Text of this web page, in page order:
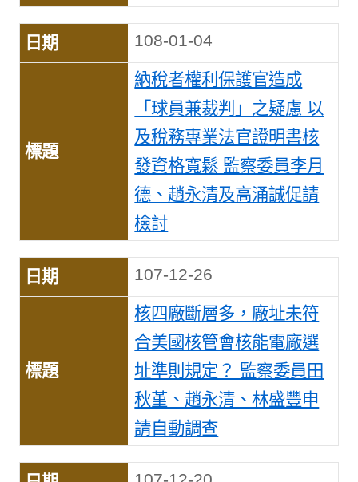
108-01-04
納稅者權利保護官造成
「球員兼裁判」之疑慮 以
及稅務專業法官證明書核
發資格寬鬆 監察委員李月
德、趙永清及高涌誠促請
檢討
107-12-26
核四廠斷層多，廠址未符
合美國核管會核能電廠選
址準則規定？ 監察委員田
秋堇、趙永清、林盛豐申
請自動調查